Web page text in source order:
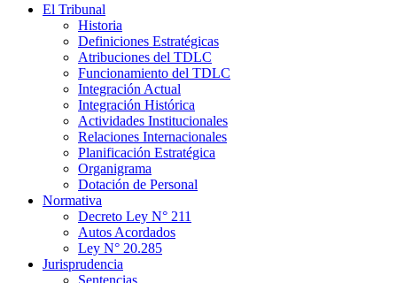
El Tribunal
Historia
Definiciones Estratégicas
Atribuciones del TDLC
Funcionamiento del TDLC
Integración Actual
Integración Histórica
Actividades Institucionales
Relaciones Internacionales
Planificación Estratégica
Organigrama
Dotación de Personal
Normativa
Decreto Ley N° 211
Autos Acordados
Ley N° 20.285
Jurisprudencia
Sentencias